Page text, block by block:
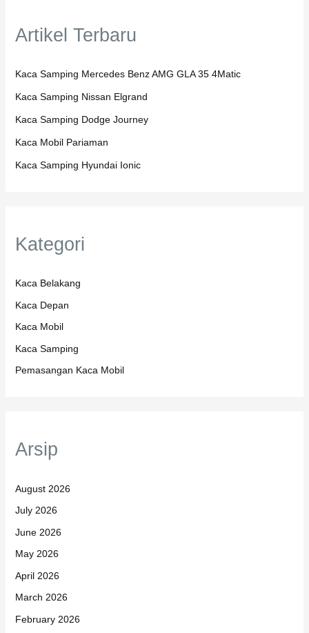
Artikel Terbaru
Kaca Samping Mercedes Benz AMG GLA 35 4Matic
Kaca Mobil Pariaman
Kaca Samping Hyundai Ionic
Kaca Belakang
Kaca Samping
Pemasangan Kaca Mobil
Arsip
August 2026
July 2026
June 2026